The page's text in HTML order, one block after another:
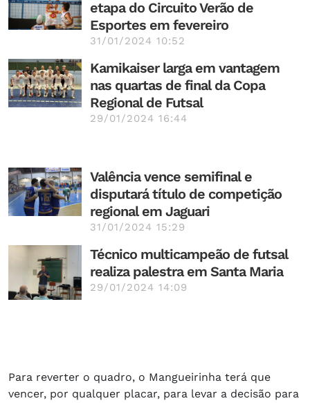
etapa do Circuito Verão de
Esportes em fevereiro
31/01/2024 10:52
Kamikaiser larga em vantagem
nas quartas de final da Copa
Regional de Futsal
29/01/2024 16:44
Valência vence semifinal e
disputará título de competição
regional em Jaguari
31/01/2024 15:29
Técnico multicampeão de futsal
realiza palestra em Santa Maria
29/01/2024 14:09
Para reverter o quadro, o Mangueirinha terá que
vencer, por qualquer placar, para levar a decisão para